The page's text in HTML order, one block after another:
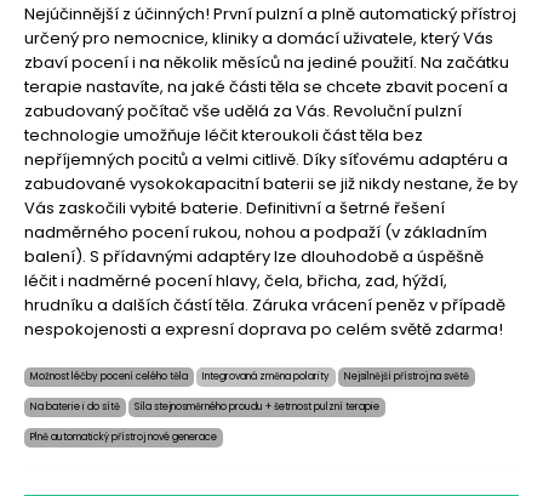
Nejúčinnější z účinných! První pulzní a plně automatický přístroj
určený pro nemocnice, kliniky a domácí uživatele, který Vás
zbaví pocení i na několik měsíců na jediné použití. Na začátku
terapie nastavíte, na jaké části těla se chcete zbavit pocení a
zabudovaný počítač vše udělá za Vás. Revoluční pulzní
technologie umožňuje léčit kteroukoli část těla bez
nepříjemných pocitů a velmi citlivě. Díky síťovému adaptéru a
zabudované vysokokapacitní baterii se již nikdy nestane, že by
Vás zaskočili vybité baterie. Definitivní a šetrné řešení
nadměrného pocení rukou, nohou a podpaží (v základním
balení). S přídavnými adaptéry lze dlouhodobě a úspěšně
léčit i nadměrné pocení hlavy, čela, břicha, zad, hýždí,
hrudníku a dalších částí těla. Záruka vrácení peněz v případě
nespokojenosti a expresní doprava po celém světě zdarma!
Možnost léčby pocení celého těla Integrovaná změna polarity Nejsilnější přístroj na světě
Na baterie i do sítě Síla stejnosměrného proudu + šetrnost pulzní terapie
Plně automatický přístroj nové generace